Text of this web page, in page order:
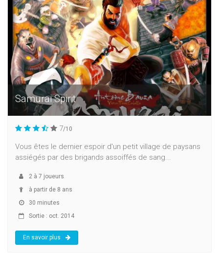
Samurai Spirit
7/10
Vous êtes le dernier espoir d'un petit village de paysans
assiégés par des brigands assoiffés de sang...
2 à 7 joueurs
à partir de 8 ans
30 minutes
Sortie : oct. 2014
En savoir plus